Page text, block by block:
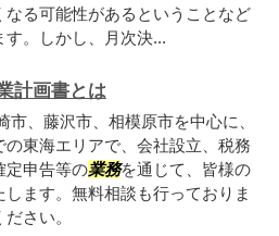
る可能性があるということなど
。しかし、月次決...
計画書とは
、藤沢市、相模原市を中心に、
東海エリアで、会社設立、税務
定申告等の業務を通じて、皆様の
します。無料相談も行っておりま
さい。